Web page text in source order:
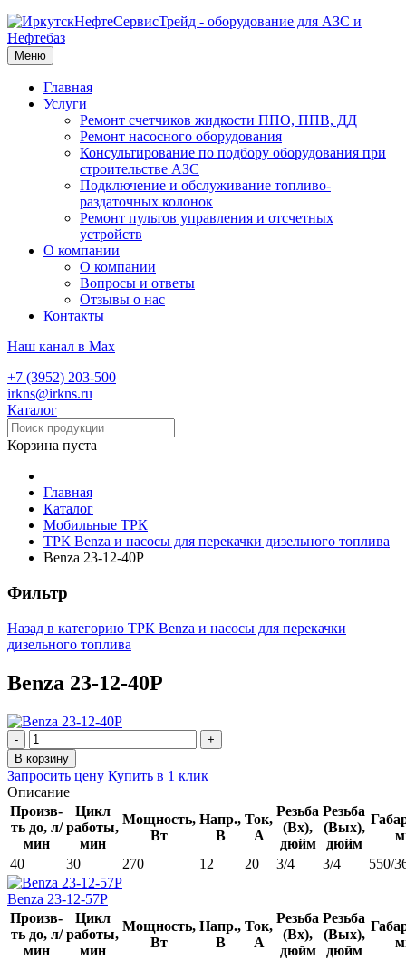
Меню
Главная
Услуги
Ремонт счетчиков жидкости ППО, ППВ, ДД
Ремонт насосного оборудования
Консультирование по подбору оборудования при
строительстве АЗС
Подключение и обслуживание топливо-
раздаточных колонок
Ремонт пультов управления и отсчетных
устройств
О компании
О компании
Вопросы и ответы
Отзывы о нас
Контакты
Наш канал в Max
+7 (3952) 203-500
irkns@irkns.ru
Каталог
Корзина пуста
Главная
Каталог
Мобильные ТРК
ТРК Benza и насосы для перекачки дизельного топлива
Benza 23-12-40Р
Фильтр
Назад в категорию ТРК Benza и насосы для перекачки
дизельного топлива
Benza 23-12-40Р
Запросить цену Купить в 1 клик
Описание
Произв-
ть до, л/
мин
Цикл
работы,
мин
Мощность,
Вт
Напр.,
В
Ток,
А
Резьба
(Вх),
дюйм
Резьба
(Вых),
дюйм
40
30 270 12 20 3/4 3/4 550/
Benza 23-12-57Р
Произв-
ть до, л/
мин
Цикл
работы,
мин
Мощность,
Вт
Напр.,
В
Ток,
А
Резьба
(Вх),
дюйм
Резьба
(Вых),
дюйм